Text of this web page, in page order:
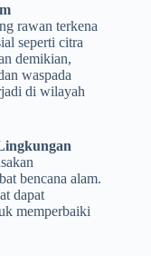
rawan terkena
seperti citra
demikian,
waspada
di wilayah
bencana alam.
dapat
memperbaiki